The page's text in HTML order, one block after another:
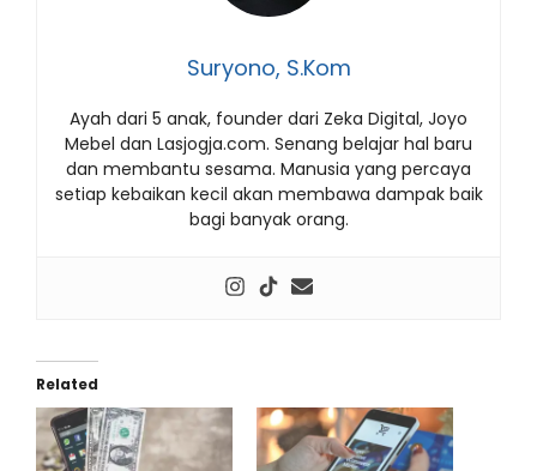
Suryono, S.Kom
Ayah dari 5 anak, founder dari Zeka Digital, Joyo
Mebel dan Lasjogja.com. Senang belajar hal baru
dan membantu sesama. Manusia yang percaya
setiap kebaikan kecil akan membawa dampak baik
bagi banyak orang.
Related